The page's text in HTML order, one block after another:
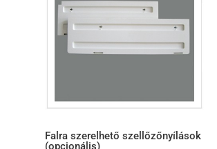
Falra szerelhető szellőzőnyílások
(opcionális)